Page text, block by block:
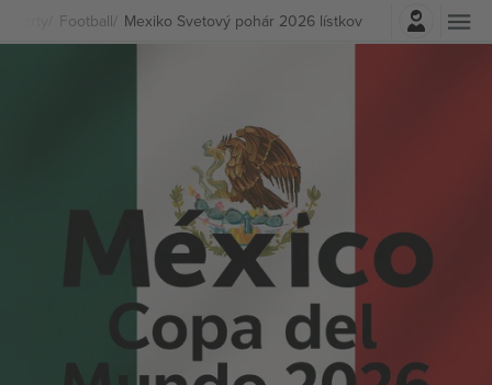
Football Mexiko Svetový pohár 2026 lístkov
Prihlásenie